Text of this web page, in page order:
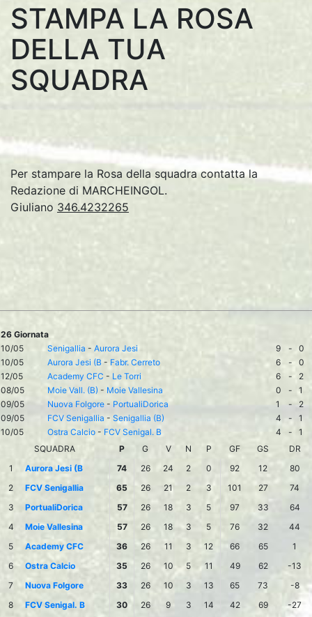
STAMPA LA ROSA
DELLA TUA
SQUADRA
Per stampare la Rosa della squadra contatta la
Redazione di MARCHEINGOL.
Giuliano 346.4232265
26 Giornata
10/05
Senigallia - Aurora Jesi 9 -
0
10/05
Aurora Jesi (B - Fabr. Cerreto 6 -
0
12/05
Academy CFC - Le Torri 6 -
2
08/05
Moie Vall. (B) - Moie Vallesina 0 -
1
09/05
Nuova Folgore - PortualiDorica 1 -
2
09/05
FCV Senigallia - Senigallia (B) 4 -
1
10/05
Ostra Calcio - FCV Senigal. B 4 -
1
SQUADRA
P G V N P GF GS
DR
1
Aurora Jesi (B 74 26 24 2 0 92 12
80
2
FCV Senigallia 65 26 21 2 3 101 27
74
3
PortualiDorica 57 26 18 3 5 97 33
64
4
Moie Vallesina 57 26 18 3 5 76 32
44
5
Academy CFC 36 26 11 3 12 66 65
1
6
Ostra Calcio 35 26 10 5 11 49 62
-13
7
Nuova Folgore 33 26 10 3 13 65 73
-8
8
FCV Senigal. B 30 26 9 3 14 42 69 -27